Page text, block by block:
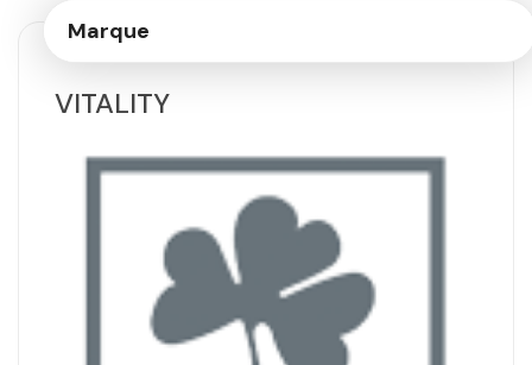
Marque
VITALITY